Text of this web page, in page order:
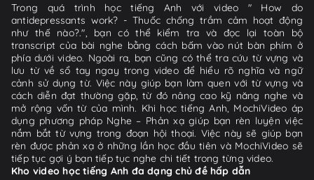
Trong quá trình học tiếng Anh với video " How do
antidepressants work? - Thuốc chống trầm cảm hoạt động
như thế nào?.", bạn có thể kiểm tra và đọc lại toàn bộ
transcript của bài nghe bằng cách bấm vào nút bàn phím ở
phía dưới video. Ngoài ra, bạn cũng có thể tra cứu từ vựng và
lưu từ về sổ tay ngay trong video để hiểu rõ nghĩa và ngữ
cảnh sử dụng từ. Việc này giúp bạn làm quen với từ vựng và
cách diễn đạt thường gặp, từ đó nâng cao kỹ năng nghe và
mở rộng vốn từ của mình. Khi học tiếng Anh, MochiVideo áp
dụng phương pháp Nghe – Phản xạ giúp bạn rèn luyện việc
nắm bắt từ vựng trong đoạn hội thoại. Việc này sẽ giúp bạn
rèn được phản xạ ở những lần học đầu tiên và MochiVideo sẽ
tiếp tục gợi ý bạn tiếp tục nghe chi tiết trong từng video.
Kho video học tiếng Anh đa dạng chủ đề hấp dẫn